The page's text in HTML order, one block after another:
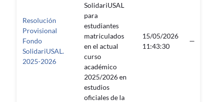
Resolución
Provisional
Fondo
SolidariUSAL.
2025-2026
SolidariUSAL
para
estudiantes
matriculados
en el actual
curso
académico
2025/2026 en
estudios
oficiales de la
15/05/2026
11:43:30
—